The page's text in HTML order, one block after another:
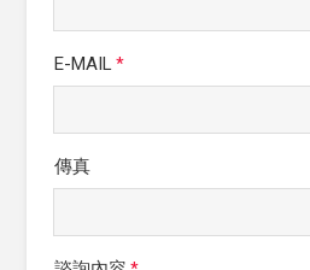
E-MAIL *
傳真